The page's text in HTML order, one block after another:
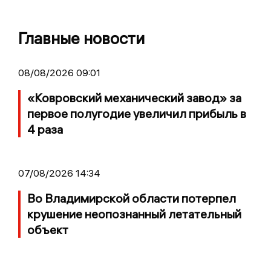
Главные новости
08/08/2026 09:01
«Ковровский механический завод» за
первое полугодие увеличил прибыль в
4 раза
07/08/2026 14:34
Во Владимирской области потерпел
крушение неопознанный летательный
объект